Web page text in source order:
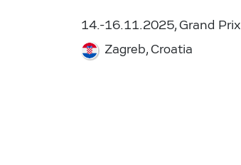
14.-16.11.2025, Grand Prix
Zagreb, Croatia